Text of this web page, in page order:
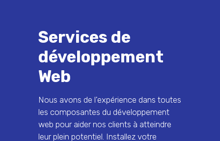
Services de
développement
Web
Nous avons de l'expérience dans toutes
les composantes du développement
web pour aider nos clients à atteindre
leur plein potentiel. Installez votre